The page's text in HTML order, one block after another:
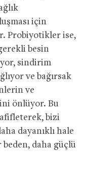
için
Probiyotikler ise,
besin
sindirim
ve bağırsak
ve
önlüyor. Bu
bizi
dayanıklı hale
beden, daha güçlü